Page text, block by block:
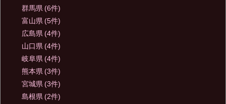
群馬県 (6件)
富山県 (5件)
広島県 (4件)
山口県 (4件)
岐阜県 (4件)
熊本県 (3件)
宮城県 (3件)
島根県 (2件)